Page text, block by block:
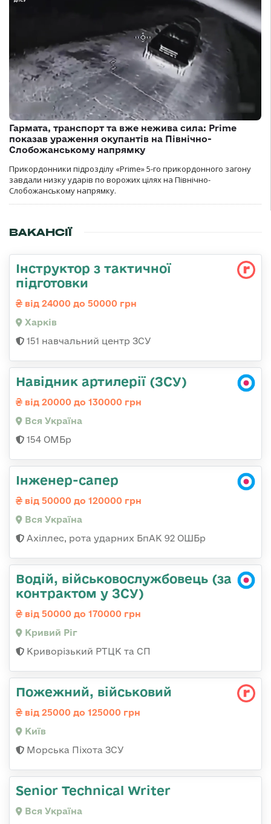
Гармата, транспорт та вже нежива сила: Prime
показав ураження окупантів на Північно-
Слобожанському напрямку
Прикордонники підрозділу «Prime» 5-го прикордонного загону
завдали низку ударів по ворожих цілях на Північно-
Слобожанському напрямку.
ВАКАНСІЇ
Інструктор з тактичної
підготовки
від 24000 до 50000 грн
Харків
151 навчальний центр ЗСУ
Навідник артилерії (ЗСУ)
від 20000 до 130000 грн
Вся Україна
154 ОМБр
Інженер-сапер
від 50000 до 120000 грн
Вся Україна
Ахіллес, рота ударних БпАК 92 ОШБр
Водій, військовослужбовець (за
контрактом у ЗСУ)
від 50000 до 170000 грн
Кривий Ріг
Криворізький РТЦК та СП
Пожежний, військовий
від 25000 до 125000 грн
Київ
Морська Піхота ЗСУ
Senior Technical Writer
Вся Україна